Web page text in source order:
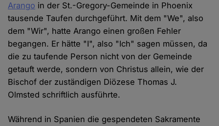
Arango in der St.-Gregory-Gemeinde in Phoenix
tausende Taufen durchgeführt. Mit dem "We", also
dem "Wir", hatte Arango einen großen Fehler
begangen. Er hätte "I", also "Ich" sagen müssen, da
die zu taufende Person nicht von der Gemeinde
getauft werde, sondern von Christus allein, wie der
Bischof der zuständigen Diözese Thomas J.
Olmsted schriftlich ausführte.
Während in Spanien die gespendeten Sakramente